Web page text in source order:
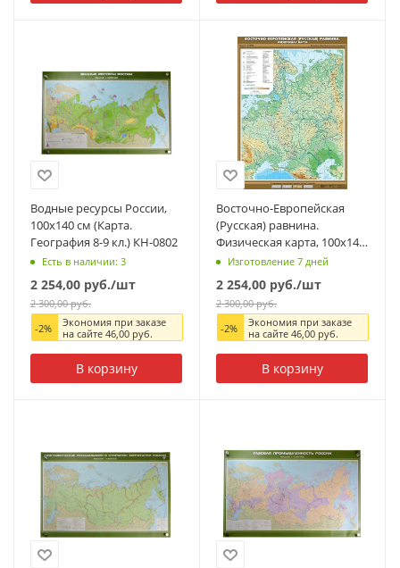
Водные ресурсы России,
100x140 см (Карта.
География 8-9 кл.) КН-0802
Есть в наличии: 3
2 254,00 руб./шт
2 300,00руб.
-2%
Экономия при заказе
на сайте 46,00руб.
В корзину
Восточно-Европейская
(Русская) равнина.
Физическая карта, 100x140
см (Карта. География 8-9
Изготовление 7 дней
2 254,00 руб./шт
2 300,00руб.
-2%
Экономия при заказе
на сайте 46,00руб.
В корзину